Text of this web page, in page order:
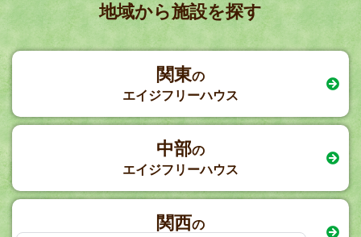
地域から施設を探す
関東の
エイジフリーハウス
中部の
エイジフリーハウス
関西の